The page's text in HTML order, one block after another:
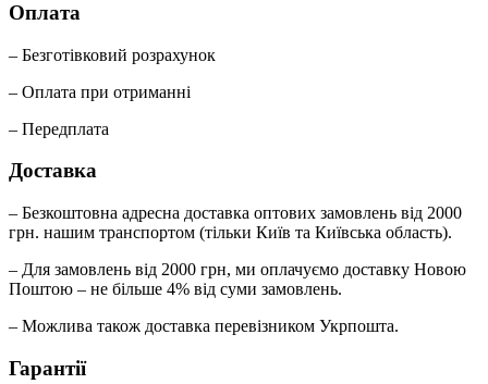
Оплата
– Безготівковий розрахунок
– Оплата при отриманні
– Передплата
Доставка
– Безкоштовна адресна доставка оптових замовлень від 2000
грн. нашим транспортом (тільки Київ та Київська область).
– Для замовлень від 2000 грн, ми оплачуємо доставку Новою
Поштою – не більше 4% від суми замовлень.
– Можлива також доставка перевізником Укрпошта.
Гарантії